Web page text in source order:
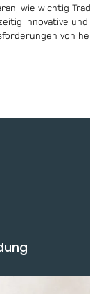
wie wichtig
innovative
von